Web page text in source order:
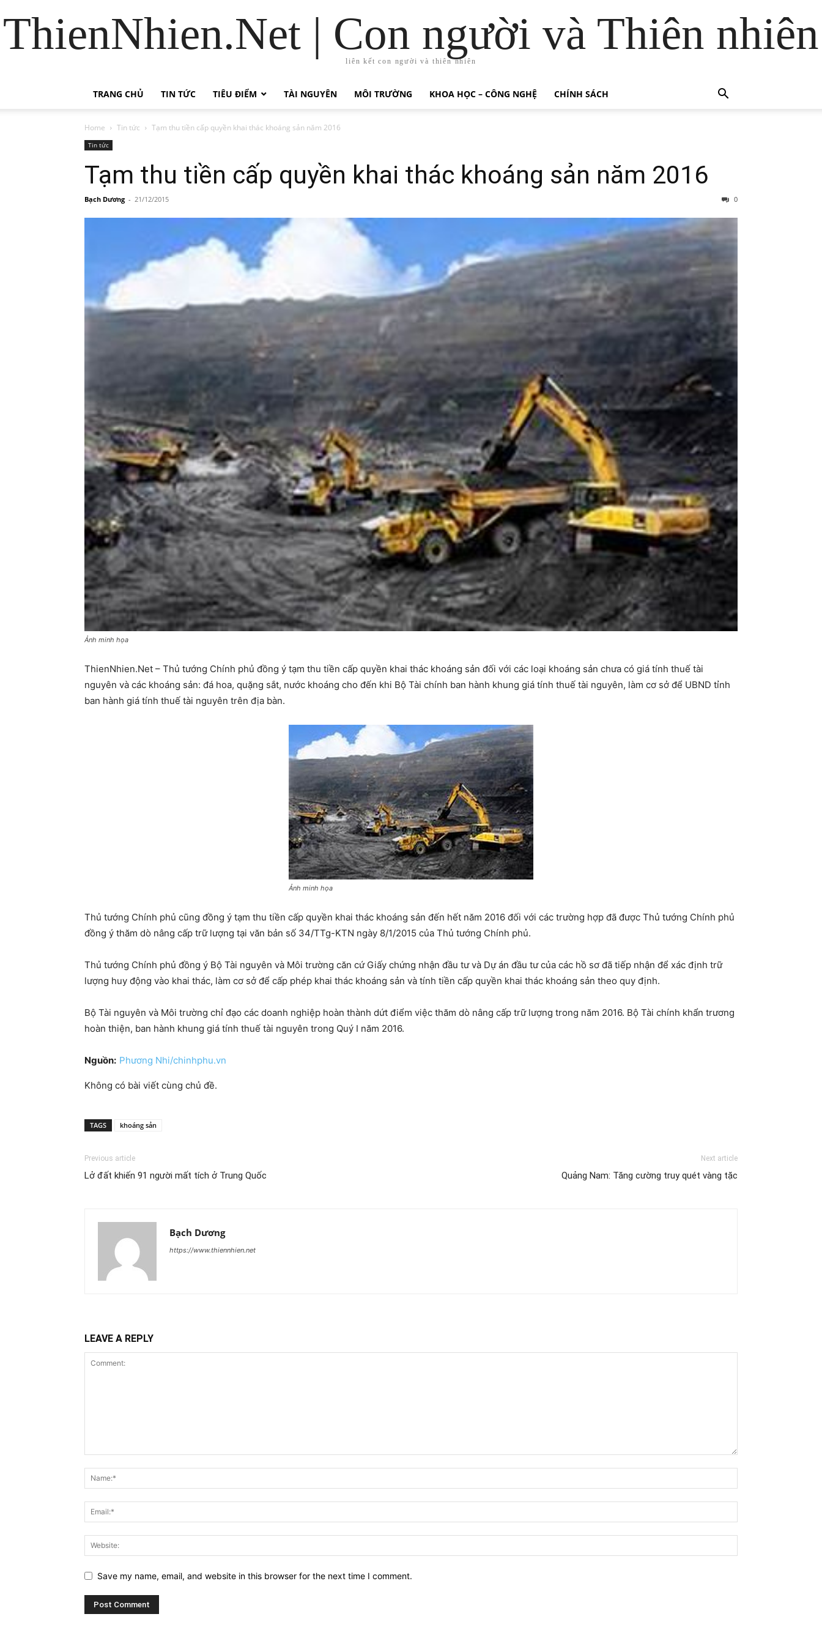
ThienNhien.Net | Con người và Thiên nhiên
liên kết con người và thiên nhiên
TRANG CHỦ TIN TỨC TIÊU ĐIỂM TÀI NGUYÊN MÔI TRƯỜNG KHOA HỌC – CÔNG NGHỆ CHÍNH SÁCH
Home Tin tức Tạm thu tiền cấp quyền khai thác khoáng sản năm 2016
Tin tức
Tạm thu tiền cấp quyền khai thác khoáng sản năm 2016
Bạch Dương - 21/12/2015 0
Ảnh minh họa
ThienNhien.Net – Thủ tướng Chính phủ đồng ý tạm thu tiền cấp quyền khai thác khoáng sản đối với các loại khoáng sản chưa có giá tính thuế tài
nguyên và các khoáng sản: đá hoa, quặng sắt, nước khoáng cho đến khi Bộ Tài chính ban hành khung giá tính thuế tài nguyên, làm cơ sở để UBND tỉnh
ban hành giá tính thuế tài nguyên trên địa bàn.
Ảnh minh họa
Thủ tướng Chính phủ cũng đồng ý tạm thu tiền cấp quyền khai thác khoáng sản đến hết năm 2016 đối với các trường hợp đã được Thủ tướng Chính phủ
đồng ý thăm dò nâng cấp trữ lượng tại văn bản số 34/TTg-KTN ngày 8/1/2015 của Thủ tướng Chính phủ.
Thủ tướng Chính phủ đồng ý Bộ Tài nguyên và Môi trường căn cứ Giấy chứng nhận đầu tư và Dự án đầu tư của các hồ sơ đã tiếp nhận để xác định trữ
lượng huy động vào khai thác, làm cơ sở để cấp phép khai thác khoáng sản và tính tiền cấp quyền khai thác khoáng sản theo quy định.
Bộ Tài nguyên và Môi trường chỉ đạo các doanh nghiệp hoàn thành dứt điểm việc thăm dò nâng cấp trữ lượng trong năm 2016. Bộ Tài chính khẩn trương
hoàn thiện, ban hành khung giá tính thuế tài nguyên trong Quý I năm 2016.
Nguồn: Phương Nhi/chinhphu.vn
Không có bài viết cùng chủ đề.
TAGS khoáng sản
Previous article
Lở đất khiến 91 người mất tích ở Trung Quốc
Next article
Quảng Nam: Tăng cường truy quét vàng tặc
Bạch Dương
https://www.thiennhien.net
LEAVE A REPLY
Save my name, email, and website in this browser for the next time I comment.